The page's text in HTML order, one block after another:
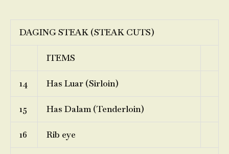
DAGING STEAK (STEAK CUTS)
ITEMS
14 Has Luar (Sirloin)
15 Has Dalam (Tenderloin)
16 Rib eye